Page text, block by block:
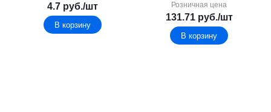
4.7 руб./шт
В корзину
Розничная цена
131.71руб./шт
В корзину